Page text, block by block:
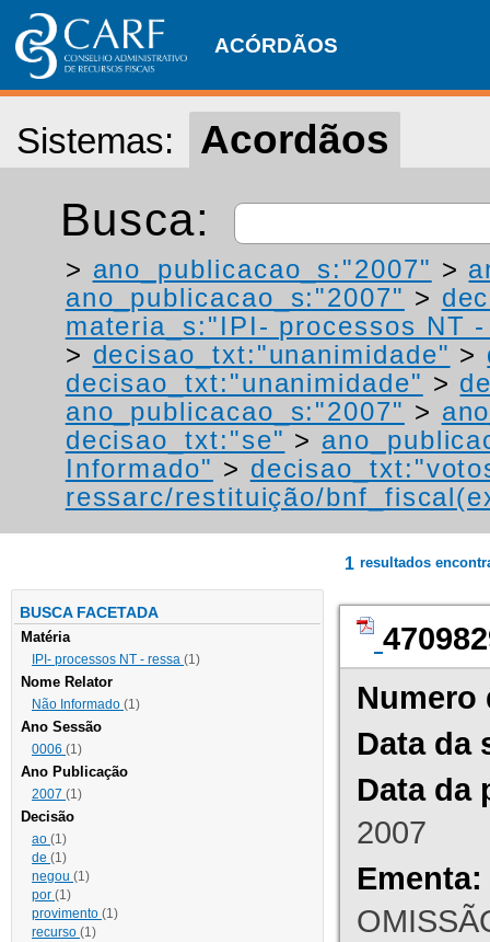
ACÓRDÃOS
Sistemas: Acordãos
Busca:
> ano_publicacao_s:"2007" >
ano_publicacao_s:"2007" >
materia_s:"IPI- processos NT
> decisao_txt:"unanimidade" >
decisao_txt:"unanimidade" >
ano_publicacao_s:"2007" >
decisao_txt:"se" >
Informado" >
ressarc/restituição/
BUSCA FACETADA
Matéria
IPI- processos NT - ressa (1)
Nome Relator
Não Informado (1)
Ano Sessão
0006 (1)
Ano Publicação
2007 (1)
Decisão
ao (1)
de (1)
negou (1)
por (1)
provimento (1)
recurso (1)
1 resultados
Numero
Data da
Data da
2007
Ementa: